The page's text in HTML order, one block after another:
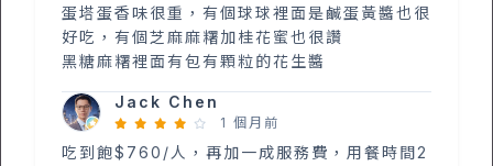
蛋塔蛋香味很重，有個球球裡面是鹹蛋黃醬也很
好吃，有個芝麻麻糬加桂花蜜也很讚
黑糖麻糬裡面有包有顆粒的花生醬
Jack Chen
1 個月前
吃到飽$760/人，再加一成服務費，用餐時間2